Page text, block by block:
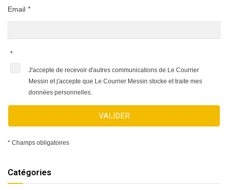
Email *
*
J'accepte de recevoir d'autres communications de Le Courrier
Messin et j'accepte que Le Courrier Messin stocke et traite mes
données personnelles.
VALIDER
* Champs obligatoires
Catégories